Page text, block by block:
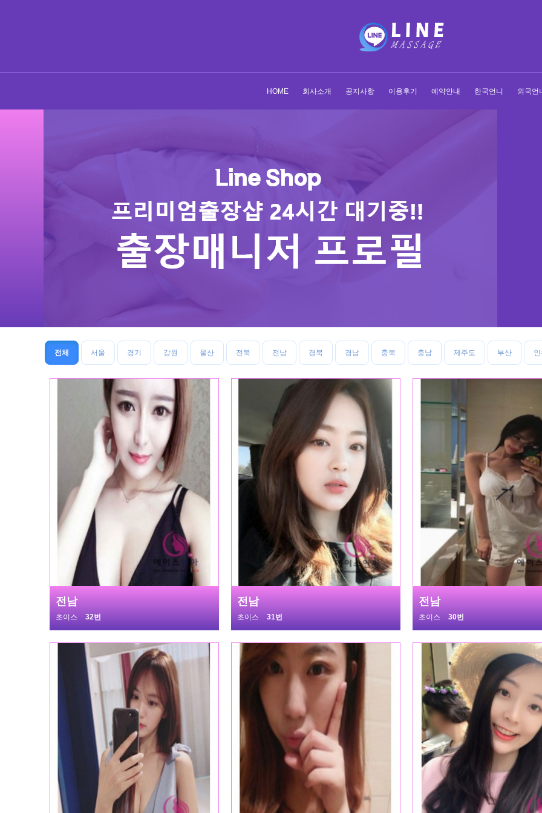
HOME 회사소개 공지사항 이용후기 예약안내 한국언니 외국언
전체 서울 경기 강원 울산 전북 전남 경북 경남 충북 충남 제주도 부산
전남
초이스 32번
전남
초이스 31번
전남
초이스 30번